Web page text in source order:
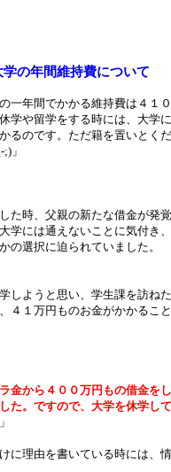
学の年間維持費について
の一年間でかかる維持費は４１
学や留学をする時には、大学
るのです。ただ籍を置いとく
」
た時、父親の新たな借金が発
学には通えないことに気付き
の選択に迫られていました。
しようと思い、学生課を訪ね
４１万円ものお金がかかるこ
金から４００万円もの借金を
た。ですので、大学を休学し
」
に理由を書いている時には、